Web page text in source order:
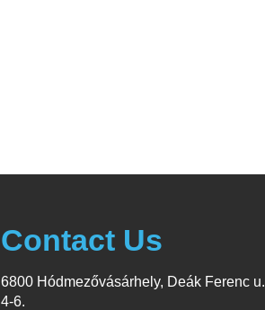
Contact Us
6800 Hódmezővásárhely, Deák Ferenc u.
4-6.